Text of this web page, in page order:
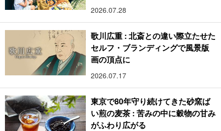
2026.07.28
歌川広重 : 北斎との違い際立たせた
セルフ・ブランディングで風景版
画の頂点に
2026.07.17
東京で80年守り続けてきた砂窯ば
い煎の麦茶 : 苦みの中に穀物の甘み
がふわり広がる